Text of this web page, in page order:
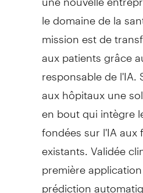
le domaine de la
mission est de
aux patients grâce
responsable de l'IA.
aux hôpitaux une
en bout qui intègre
fondées sur l'IA aux
existants. Validée
première
prédiction